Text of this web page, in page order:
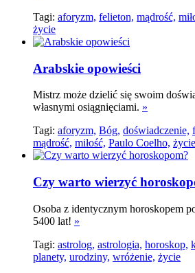
Tagi: aforyzm, felieton, mądrość,
życie
Arabskie opowieści
Mistrz może dzielić się swoim
własnymi osiągnięciami. »
Tagi: aforyzm, Bóg, doświadczenie,
mądrość, miłość, Paulo Coelho, życie
Czy warto wierzyć
Osoba z identycznym horoskopem
5400 lat! »
Tagi: astrolog, astrologia, horoskop,
planety, urodziny, wróżenie, życie